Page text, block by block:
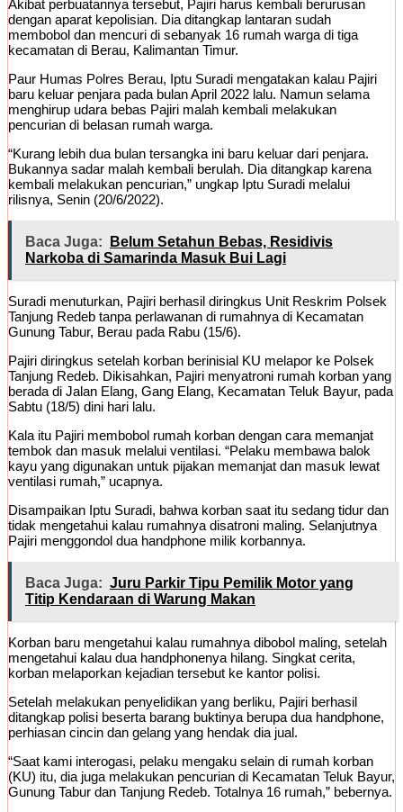
Akibat perbuatannya tersebut, Pajiri harus kembali berurusan
dengan aparat kepolisian. Dia ditangkap lantaran sudah
membobol dan mencuri di sebanyak 16 rumah warga di tiga
kecamatan di Berau, Kalimantan Timur.
Paur Humas Polres Berau, Iptu Suradi mengatakan kalau Pajiri
baru keluar penjara pada bulan April 2022 lalu. Namun selama
menghirup udara bebas Pajiri malah kembali melakukan
pencurian di belasan rumah warga.
“Kurang lebih dua bulan tersangka ini baru keluar dari penjara.
Bukannya sadar malah kembali berulah. Dia ditangkap karena
kembali melakukan pencurian,” ungkap Iptu Suradi melalui
rilisnya, Senin (20/6/2022).
Baca Juga:
Belum Setahun Bebas, Residivis
Narkoba di Samarinda Masuk Bui Lagi
Suradi menuturkan, Pajiri berhasil diringkus Unit Reskrim Polsek
Tanjung Redeb tanpa perlawanan di rumahnya di Kecamatan
Gunung Tabur, Berau pada Rabu (15/6).
Pajiri diringkus setelah korban berinisial KU melapor ke Polsek
Tanjung Redeb. Dikisahkan, Pajiri menyatroni rumah korban yang
berada di Jalan Elang, Gang Elang, Kecamatan Teluk Bayur, pada
Sabtu (18/5) dini hari lalu.
Kala itu Pajiri membobol rumah korban dengan cara memanjat
tembok dan masuk melalui ventilasi. “Pelaku membawa balok
kayu yang digunakan untuk pijakan memanjat dan masuk lewat
ventilasi rumah,” ucapnya.
Disampaikan Iptu Suradi, bahwa korban saat itu sedang tidur dan
tidak mengetahui kalau rumahnya disatroni maling. Selanjutnya
Pajiri menggondol dua handphone milik korbannya.
Baca Juga: Juru Parkir Tipu Pemilik Motor yang
Titip Kendaraan di Warung Makan
Korban baru mengetahui kalau rumahnya dibobol maling, setelah
mengetahui kalau dua handphonenya hilang. Singkat cerita,
korban melaporkan kejadian tersebut ke kantor polisi.
Setelah melakukan penyelidikan yang berliku, Pajiri berhasil
ditangkap polisi beserta barang buktinya berupa dua handphone,
perhiasan cincin dan gelang yang hendak dia jual.
“Saat kami interogasi, pelaku mengaku selain di rumah korban
(KU) itu, dia juga melakukan pencurian di Kecamatan Teluk Bayur,
Gunung Tabur dan Tanjung Redeb. Totalnya 16 rumah,” bebernya.